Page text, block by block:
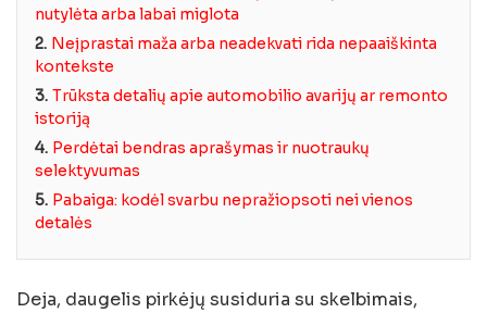
nutylėta arba labai miglota
2. Neįprastai maža arba neadekvati rida nepaaiškinta
kontekste
3. Trūksta detalių apie automobilio avarijų ar remonto
istoriją
4. Perdėtai bendras aprašymas ir nuotraukų
selektyvumas
5. Pabaiga: kodėl svarbu nepražiopsoti nei vienos
detalės
Deja, daugelis pirkėjų susiduria su skelbimais,